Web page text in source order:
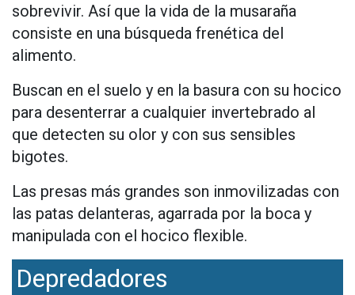
sobrevivir. Así que la vida de la musaraña
consiste en una búsqueda frenética del
alimento.
Buscan en el suelo y en la basura con su hocico
para desenterrar a cualquier invertebrado al
que detecten su olor y con sus sensibles
bigotes.
Las presas más grandes son inmovilizadas con
las patas delanteras, agarrada por la boca y
manipulada con el hocico flexible.
Depredadores